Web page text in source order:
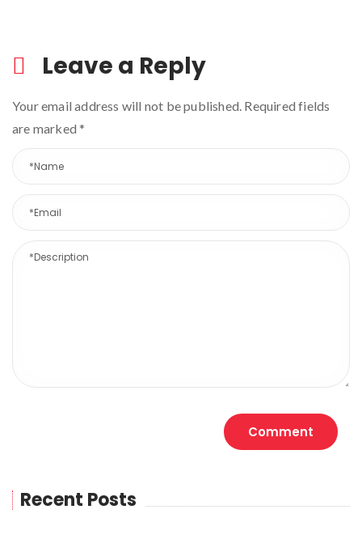
Leave a Reply
Your email address will not be published. Required fields
are marked*
Recent Posts